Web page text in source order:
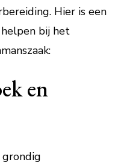
Hier is een
bij het
en